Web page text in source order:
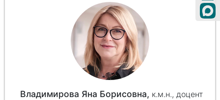
Владимирова Яна Борисовна, к.м.н.,доцент